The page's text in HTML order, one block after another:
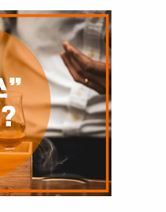
With = 화해하
인 맥락에서 사용되는 표
합합니다. “Did..